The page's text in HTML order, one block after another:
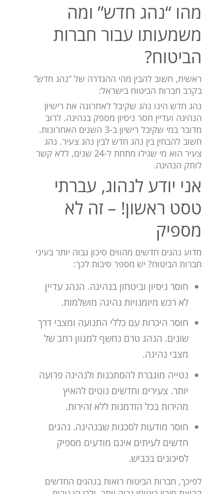
מהו “נהג חדש” ומה
משמעותו עבור חברות
הביטוח?
ראשית, חשוב להבין מהי ההגדרה של “נהג חדש”
בקרב חברות הביטוח בישראל:
נהג חדש הינו נהג שקיבל לאחרונה את רישיון
הנהיגה ועדיין חסר ניסיון מספק בנהיגה. לרוב
מדובר במי שקיבל רישיון ב-3 השנים האחרונות.
חשוב להבחין בין נהג חדש לבין נהג צעיר. נהג
צעיר הוא מי שגילו מתחת ל-24 שנים, ללא קשר
לותק הנהיגה.
אני יודע לנהוג, עברתי
טסט ראשון! – זה לא
מספיק
מדוע נהגים חדשים מהווים סיכון גבוה יותר בעיני
חברות הביטוח? יש מספר סיבות לכך:
חוסר ניסיון וביטחון בנהיגה. הנהג עדיין
לא רכש מיומנויות נהיגה מושלמות.
חוסר היכרות עם כללי התנועה ומצבי דרך
שונים. הנהג טרם נחשף למגוון רחב של
מצבי נהיגה.
נטייה מוגברת להסתכנות ולנהיגה פרועה
יותר. צעירים וחדשים נוטים להאיץ
מהירות בכל הזדמנות ללא זהירות.
חוסר מודעות לסכנות שבנהיגה. נהגים
חדשים לעיתים אינם מודעים מספיק
לסיכונים בכביש.
לפיכך, חברות הביטוח רואות בנהגים החדשים